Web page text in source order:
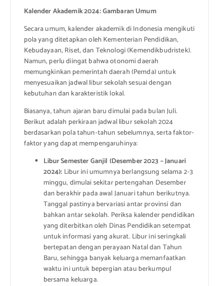
Kalender Akademik 2024: Gambaran Umum
Secara umum, kalender akademik di Indonesia mengikuti
pola yang ditetapkan oleh Kementerian Pendidikan,
Kebudayaan, Riset, dan Teknologi (Kemendikbudristek).
Namun, perlu diingat bahwa otonomi daerah
memungkinkan pemerintah daerah (Pemda) untuk
menyesuaikan jadwal libur sekolah sesuai dengan
kebutuhan dan karakteristik lokal.
Biasanya, tahun ajaran baru dimulai pada bulan Juli.
Berikut adalah perkiraan jadwal libur sekolah 2024
berdasarkan pola tahun-tahun sebelumnya, serta faktor-
faktor yang dapat mempengaruhinya:
Libur Semester Ganjil (Desember 2023 – Januari
2024): Libur ini umumnya berlangsung selama 2-3
minggu, dimulai sekitar pertengahan Desember
dan berakhir pada awal Januari tahun berikutnya.
Tanggal pastinya bervariasi antar provinsi dan
bahkan antar sekolah. Periksa kalender pendidikan
yang diterbitkan oleh Dinas Pendidikan setempat
untuk informasi yang akurat. Libur ini seringkali
bertepatan dengan perayaan Natal dan Tahun
Baru, sehingga banyak keluarga memanfaatkan
waktu ini untuk bepergian atau berkumpul
bersama keluarga.